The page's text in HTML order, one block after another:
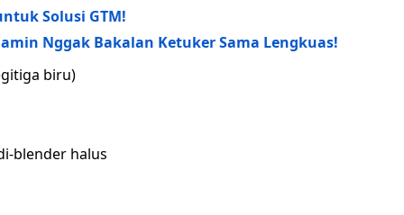
Solusi GTM!
Nggak Bakalan Ketuker Sama Lengkuas!
biru)
blender halus